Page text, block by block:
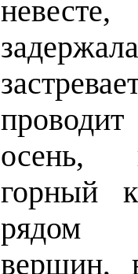
осень,
горный
рядом
вершин,